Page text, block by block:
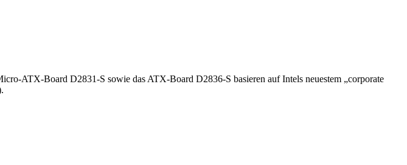
ATX-Board D2831-S sowie das ATX-Board D2836-S basieren auf Intels neuestem „corporate